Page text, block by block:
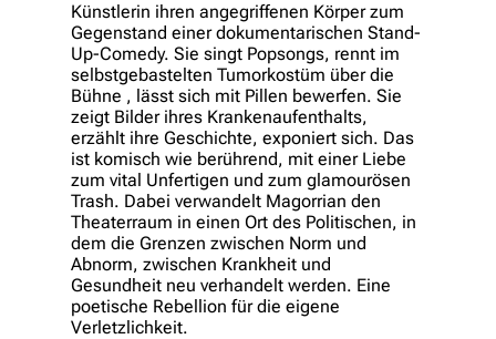
Künstlerin ihren angegriffenen Körper zum
Gegenstand einer dokumentarischen Stand-
Up-Comedy. Sie singt Popsongs, rennt im
selbstgebastelten Tumorkostüm über die
Bühne , lässt sich mit Pillen bewerfen. Sie
zeigt Bilder ihres Krankenaufenthalts,
erzählt ihre Geschichte, exponiert sich. Das
ist komisch wie berührend, mit einer Liebe
zum vital Unfertigen und zum glamourösen
Trash. Dabei verwandelt Magorrian den
Theaterraum in einen Ort des Politischen, in
dem die Grenzen zwischen Norm und
Abnorm, zwischen Krankheit und
Gesundheit neu verhandelt werden. Eine
poetische Rebellion für die eigene
Verletzlichkeit.